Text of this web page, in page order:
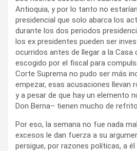
Antioquia, y por lo tanto no
presidencial que solo abarca los
durante los dos periodos
los ex presidentes pueden ser
ocurridos antes de llegar a la Casa
escogido por el fiscal para
Corte Suprema no pudo ser más
empezar, esas acusaciones llevan
y a pesar de que hay un elemento
Don Berna– tienen mucho de
Por eso, la semana no fue nada
excesos le dan fuerza a su
persigue, por razones políticas, a